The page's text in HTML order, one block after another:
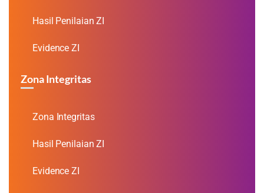
Hasil Penilaian ZI
Evidence ZI
Zona Integritas
Zona Integritas
Hasil Penilaian ZI
Evidence ZI